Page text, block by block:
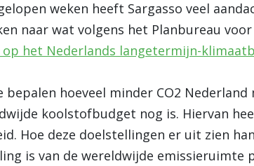
weken heeft Sargasso veel
naar wat volgens het Planbureau
op het Nederlands langetermijn-
bepalen hoeveel minder CO2
koolstofbudget nog is. Hiervan
Hoe deze doelstellingen er uit zien
is van de wereldwijde emissieruimte